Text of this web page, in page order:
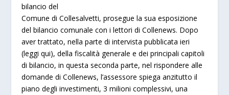
bilancio del
Comune di Collesalvetti, prosegue la sua esposizione
del bilancio comunale con i lettori di Collenews. Dopo
aver trattato, nella parte di intervista pubblicata ieri
(leggi qui), della fiscalità generale e dei principali capitoli
di bilancio, in questa seconda parte, nel rispondere alle
domande di Collenews, l’assessore spiega anzitutto il
piano degli investimenti, 3 milioni complessivi, una